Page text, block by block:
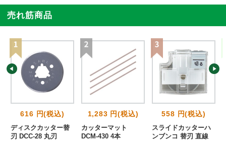
売れ筋商品
616 円(税込)
ディスクカッター替
刃 DCC-28 丸刃
1,283 円(税込)
カッターマット
DCM-430 4本
558 円(税込)
スライドカッターハ
ンブンコ 替刃 直線